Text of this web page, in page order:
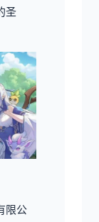
圣
限公